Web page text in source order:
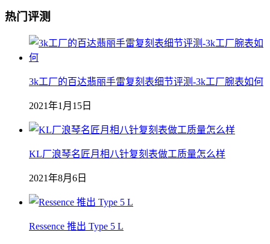
热门评测
3k工厂的百达翡丽手雷复刻表细节评测-3k工厂腕表如何
2021年1月15日
KL厂浪琴名匠月相八针复刻表做工质量怎么样
2021年8月6日
Ressence 推出 Type 5 L